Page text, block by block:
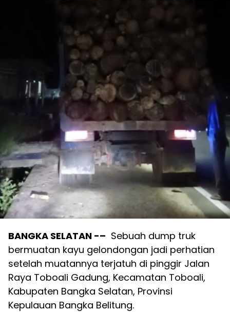
BANGKA SELATAN -– Sebuah dump truk
bermuatan kayu gelondongan jadi perhatian
setelah muatannya terjatuh di pinggir Jalan
Raya Toboali Gadung, Kecamatan Toboali,
Kabupaten Bangka Selatan, Provinsi
Kepulauan Bangka Belitung.